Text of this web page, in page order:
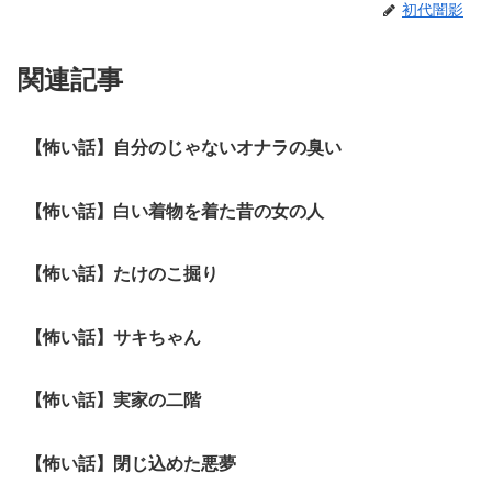
初代闇影
関連記事
【怖い話】自分のじゃないオナラの臭い
【怖い話】白い着物を着た昔の女の人
【怖い話】たけのこ掘り
【怖い話】サキちゃん
【怖い話】実家の二階
【怖い話】閉じ込めた悪夢